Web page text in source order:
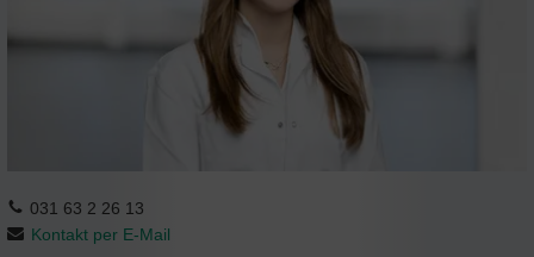
031 63 2 26 13
Kontakt per E-Mail